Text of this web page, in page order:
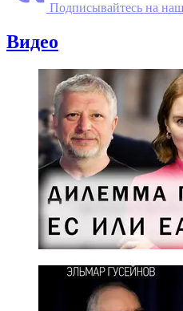
Подписывайтесь на
Видео